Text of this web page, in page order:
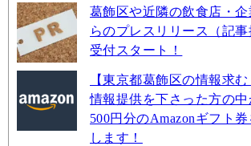
葛飾区や近隣の飲食店・
らのプレスリリース（記
受付スタート！
【東京都葛飾区の情報求
情報提供を下さった方の中
500円分のAmazonギフト
します！